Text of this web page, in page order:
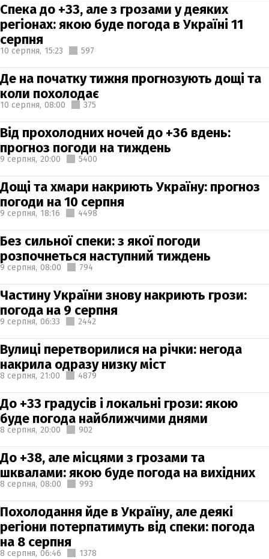
Спека до +33, але з грозами у деяких
регіонах: якою буде погода в Україні 11
серпня
10 серпня, 15:23 597
Де на початку тижня прогнозують дощі та
коли похолодає
10 серпня, 08:00 375
Від прохолодних ночей до +36 вдень:
прогноз погоди на тиждень
9 серпня, 20:00 5400
Дощі та хмари накриють Україну: прогноз
погоди на 10 серпня
9 серпня, 18:16 4498
Без сильної спеки: з якої погоди
розпочнеться наступний тиждень
9 серпня, 08:00 794
Частину України знову накриють грози:
погода на 9 серпня
9 серпня, 06:33 2442
Вулиці перетворилися на річки: негода
накрила одразу низку міст
8 серпня, 21:00 4879
До +33 градусів і локальні грози: якою
буде погода найближчими днями
8 серпня, 20:00 902
До +38, але місцями з грозами та
шквалами: якою буде погода на вихідних
8 серпня, 08:00 993
Похолодання йде в Україну, але деякі
регіони потерпатимуть від спеки: погода
на 8 серпня
8 серпня, 06:46 1378